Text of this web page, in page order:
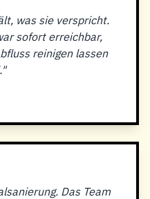
was sie verspricht.
sofort erreichbar,
reinigen lassen
Das Team